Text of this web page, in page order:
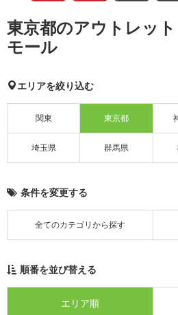
東京都のアウトレッ
モール
エリアを絞り込む
関東 東京都
埼玉県 群馬県
条件を変更する
全てのカテゴリから探す
順番を並び替える
エリア順